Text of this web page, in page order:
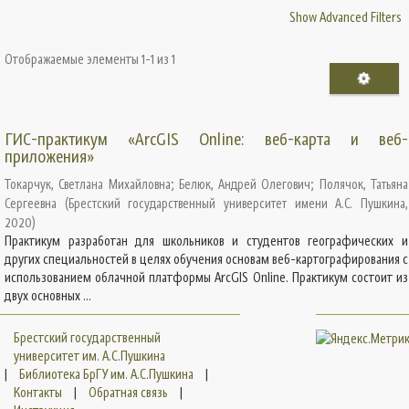
Show Advanced Filters
Отображаемые элементы 1-1 из 1
ГИС-практикум «ArcGIS Online: веб-карта и веб-
приложения»
Токарчук, Светлана Михайловна; Белюк, Андрей Олегович; Полячок, Татьяна
Сергеевна
(Брестский государственный университет имени А.С. Пушкина,
2020)
Практикум разработан для школьников и студентов географических и
других специальностей в целях обучения основам веб-картографирования с
использованием облачной платформы ArcGIS Online. Практикум состоит из
двух основных ...
Брестский государственный
университет им. А.С.Пушкина
|
Библиотека БрГУ им. А.С.Пушкина
|
Контакты
| Обратная связь
|